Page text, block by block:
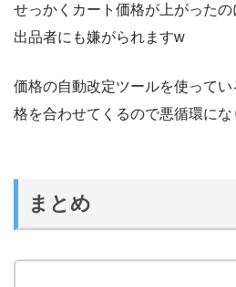
せっかくカート価格が上がった
出品者にも嫌がられますw
価格の自動改定ツールを使って
格を合わせてくるので悪循環にな
まとめ